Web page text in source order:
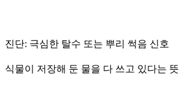
진단: 극심한 탈수 또는 뿌리 썩음 신호
식물이 저장해 둔 물을 다 쓰고 있다는 뜻